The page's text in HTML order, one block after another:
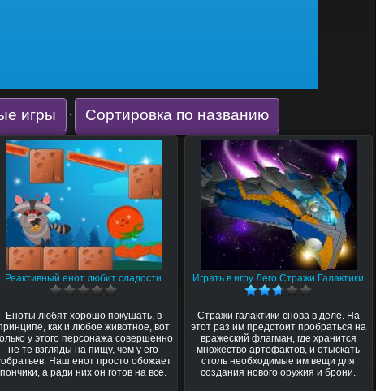
игры · Сортировка по названию
Реактивный енот любит сладости
Еноты любят хорошо покушать, в
как и любое животное, вот
у этого персонажа совершенно
не те взгляды на пищу, чем у его
Наш енот просто обожает
пончики, а ради них он готов на все.
Играть в игру Лего Стражи Галактики
Стражи галактики снова в деле. На
этот раз им предстоит пробраться на
вражеский флагман, где хранится
множество артефактов, и отыскать
столь необходимые им вещи для
создания нового оружия и брони.